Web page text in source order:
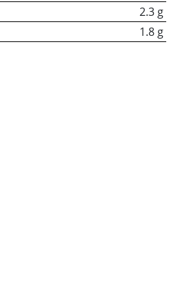
2.3 g
1.8 g